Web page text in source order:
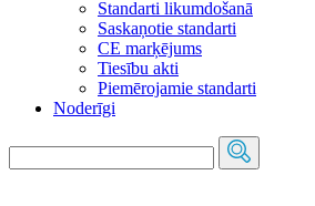
Standarti likumdošanā
Saskaņotie standarti
CE marķējums
Tiesību akti
Piemērojamie standarti
Noderīgi